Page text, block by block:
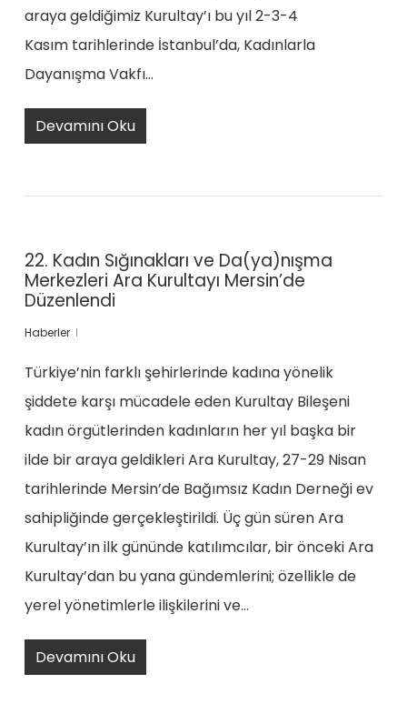
araya geldiğimiz Kurultay’ı bu yıl 2-3-4
Kasım tarihlerinde İstanbul’da, Kadınlarla
Dayanışma Vakfı…
Devamını Oku
22. Kadın Sığınakları ve Da(ya)nışma
Merkezleri Ara Kurultayı Mersin’de
Düzenlendi
Haberler
Türkiye’nin farklı şehirlerinde kadına yönelik
şiddete karşı mücadele eden Kurultay Bileşeni
kadın örgütlerinden kadınların her yıl başka bir
ilde bir araya geldikleri Ara Kurultay, 27-29 Nisan
tarihlerinde Mersin’de Bağımsız Kadın Derneği ev
sahipliğinde gerçekleştirildi. Üç gün süren Ara
Kurultay’ın ilk gününde katılımcılar, bir önceki Ara
Kurultay’dan bu yana gündemlerini; özellikle de
yerel yönetimlerle ilişkilerini ve…
Devamını Oku